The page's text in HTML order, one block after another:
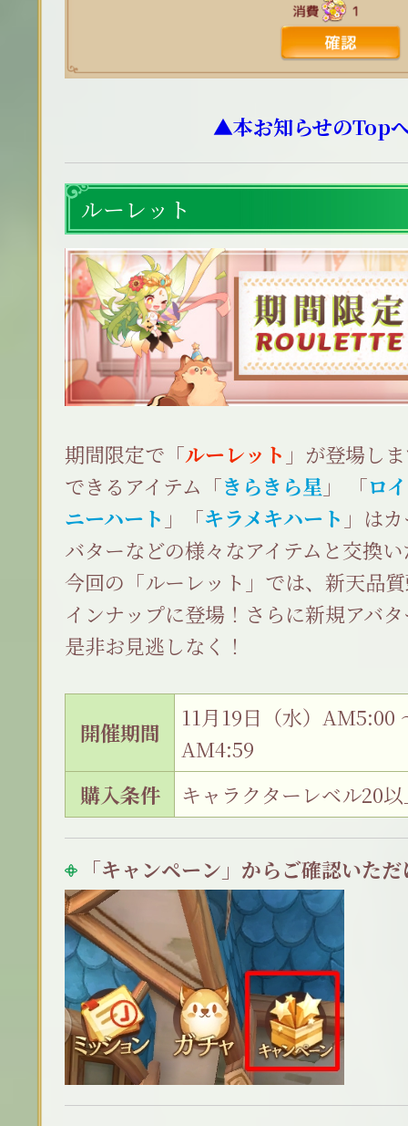
▲本お知らせのTop
ルーレット
期間限定で「ルーレット 」が登場し
できるアイテム「きらきら星 」 「ロ
ニーハート 」「キラメキハート 」は
バターなどの様々なアイテムと交換
今回の「ルーレット」では、新天品
インナップに登場！さらに新規アバ
是非お見逃しなく！
開催期間
11月19日（水）AM5:00
AM4:59
購入条件
キャラクターレベル20
「キャンペーン」からご確認いた